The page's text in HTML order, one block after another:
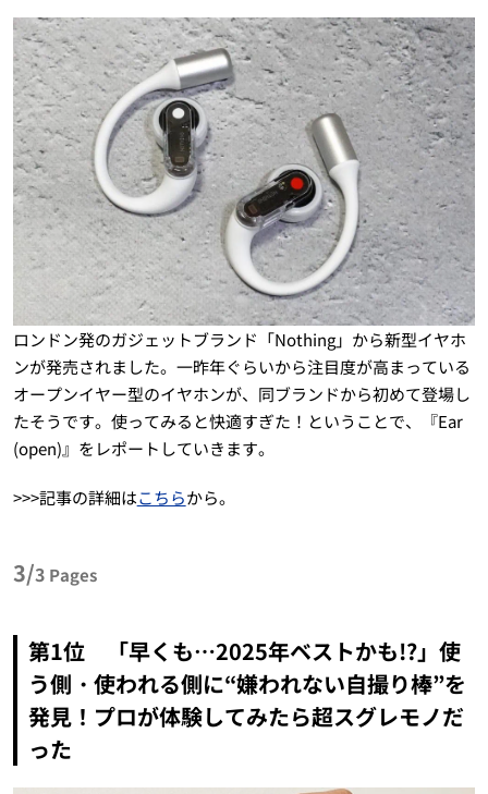
ロンドン発のガジェットブランド「Nothing」から新型イヤホ
ンが発売されました。一昨年ぐらいから注目度が高まっている
オープンイヤー型のイヤホンが、同ブランドから初めて登場し
たそうです。使ってみると快適すぎた！ということで、『Ear
(open)』をレポートしていきます。
>>>記事の詳細はこちらから。
3/3 Pages
第1位 「早くも…2025年ベストかも!?」使
う側・使われる側に“嫌われない自撮り棒”を
発見！プロが体験してみたら超スグレモノだ
った